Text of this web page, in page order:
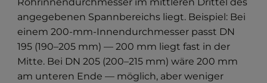
angegebenen Spannbereichs liegt. Beispiel: Bei
einem 200-mm-Innendurchmesser passt DN
195 (190–205 mm) — 200 mm liegt fast in der
Mitte. Bei DN 205 (200–215 mm) wäre 200 mm
am unteren Ende — möglich, aber weniger